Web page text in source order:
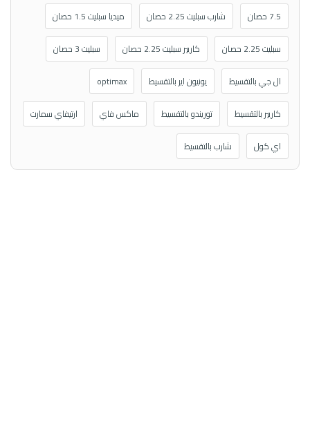
7.5 حصان شارب سبليت 2.25 حصان ميديا سبليت 1.5 حصان
سبليت 2.25 حصان كاريير سبليت 2.25 حصان سبليت 3 حصان
ال جي بالتقسيط يونيون اير بالتقسيط optimax
كاريير بالتقسيط توريندو بالتقسيط ماكس فاي ارتيفاي سمارت
اي كول شارب بالتقسيط